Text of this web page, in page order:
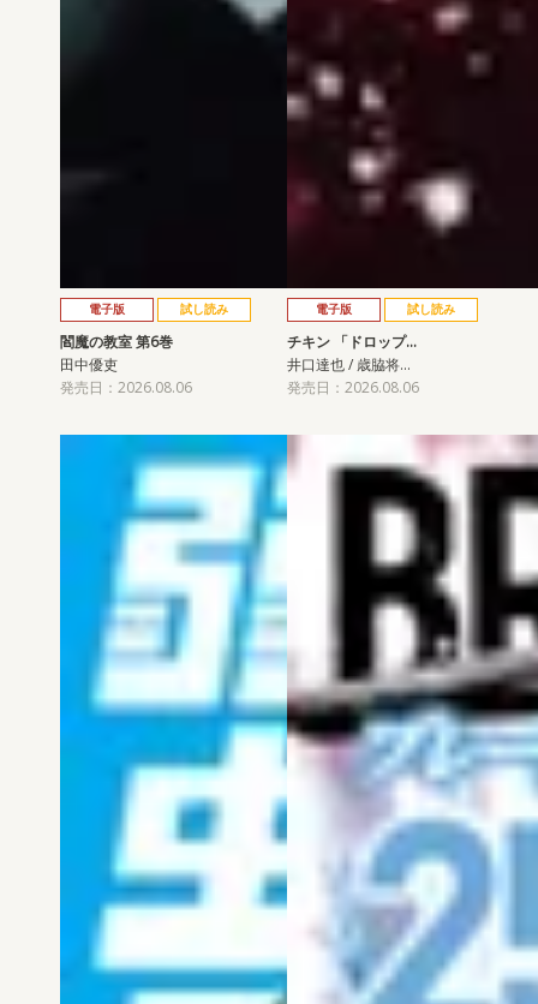
電子版 試し読み
閻魔の教室 第6巻
田中優吏
発売日：2026.08.06
電子版 試し読み
チキン 「ドロップ…
井口達也 / 歳脇将…
発売日：2026.08.06